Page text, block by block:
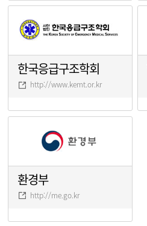
한국응급구조학회
http://www.kemt.or.kr
환경부
http://me.go.kr